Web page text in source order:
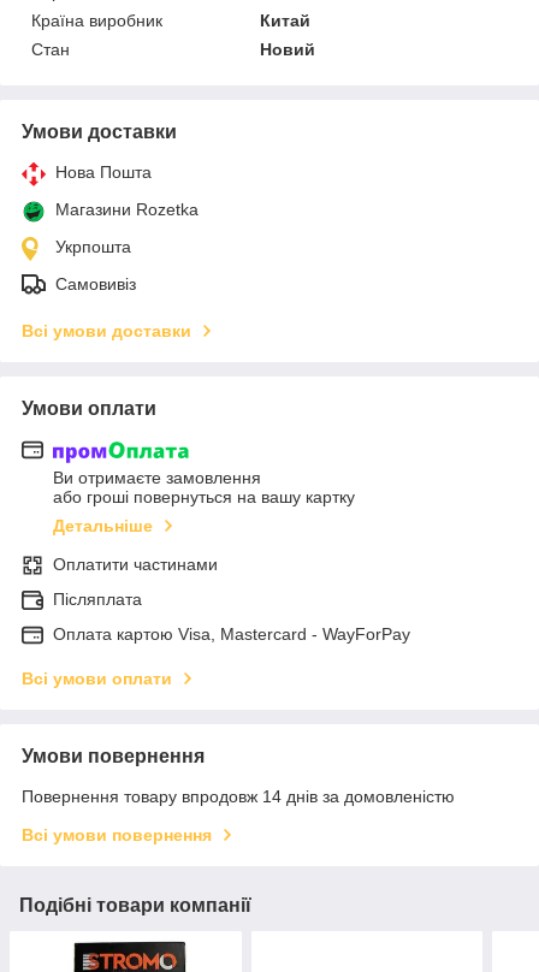
Країна виробник
Китай
Стан
Новий
Умови доставки
Нова Пошта
Магазини Rozetka
Укрпошта
Самовивіз
Всі умови доставки
Умови оплати
Ви отримаєте замовлення
або гроші повернуться на вашу картку
Детальніше
Оплатити частинами
Післяплата
Оплата картою Visa, Mastercard - WayForPay
Всі умови оплати
Умови повернення
Повернення товару впродовж 14 днів за домовленістю
Всі умови повернення
Подібні товари компанії